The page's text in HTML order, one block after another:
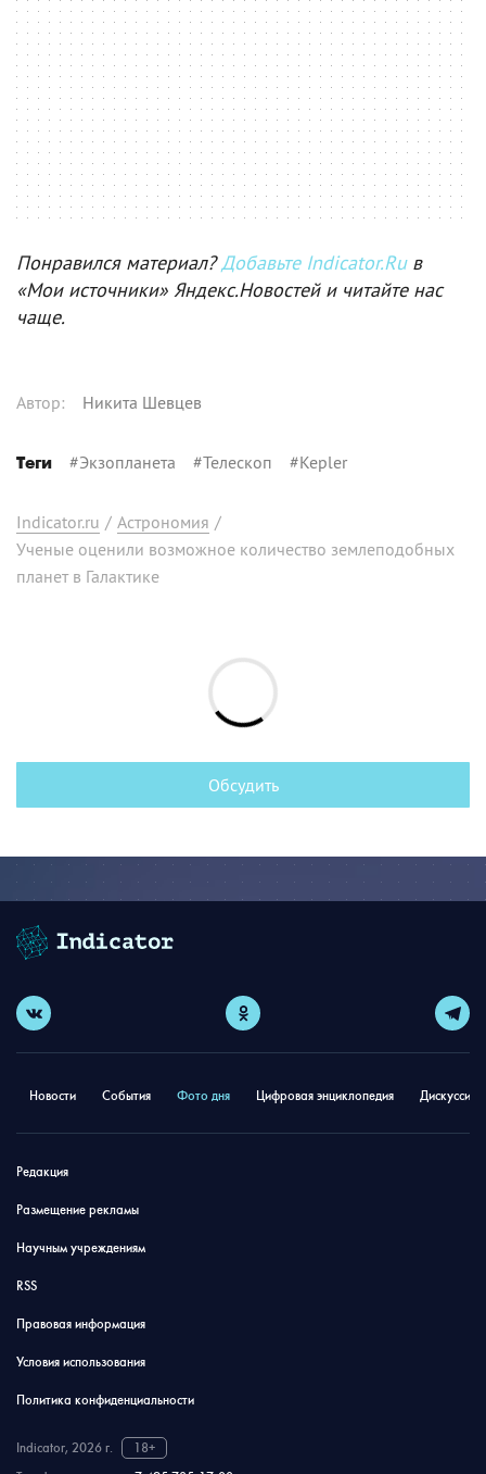
Понравился материал?Добавьте Indicator.Ruв
«Мои источники» Яндекс.Новостей и читайте нас
чаще.
Автор: Никита Шевцев
Теги #Экзопланета #Телескоп #Kepler
Indicator.ru / Астрономия /
Ученые оценили возможное количество землеподобных
планет в Галактике
Обсудить
Новости События Фото дня Цифровая энциклопедия
Редакция
Размещение рекламы
Научным учреждениям
RSS
Правовая информация
Условия использования
Политика конфиденциальности
Indicator, 2026 г.
18+